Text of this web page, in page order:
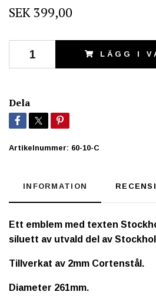
SEK 399,00
LÄGG I
Dela
Artikelnummer: 60-10-C
INFORMATION
Ett emblem med texten
siluett av utvald del av
Tillverkat av 2mm Cortenstål.
Diameter 261mm.